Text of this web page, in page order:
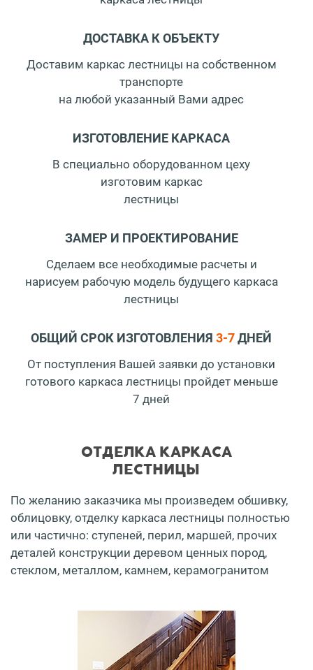
ДОСТАВКА К ОБЪЕКТУ
Доставим каркас лестницы на собственном
транспорте
на любой указанный Вами адрес
ИЗГОТОВЛЕНИЕ КАРКАСА
В специально оборудованном цеху
изготовим каркас
лестницы
ЗАМЕР И ПРОЕКТИРОВАНИЕ
Сделаем все необходимые расчеты и
нарисуем рабочую модель будущего каркаса
лестницы
ОБЩИЙ СРОК ИЗГОТОВЛЕНИЯ 3-7ДНЕЙ
От поступления Вашей заявки до установки
готового каркаса лестницы пройдет меньше
7 дней
ОТДЕЛКА КАРКАСА
ЛЕСТНИЦЫ
По желанию заказчика мы произведем обшивку,
облицовку, отделку каркаса лестницы полностью
или частично: ступеней, перил, маршей, прочих
деталей конструкции деревом ценных пород,
стеклом, металлом, камнем, керамогранитом